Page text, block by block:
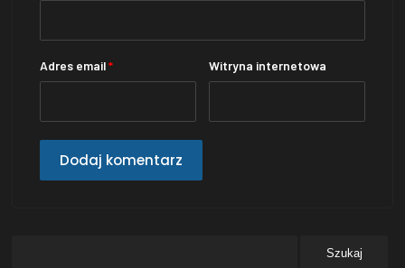
Adres email* Witryna internetowa